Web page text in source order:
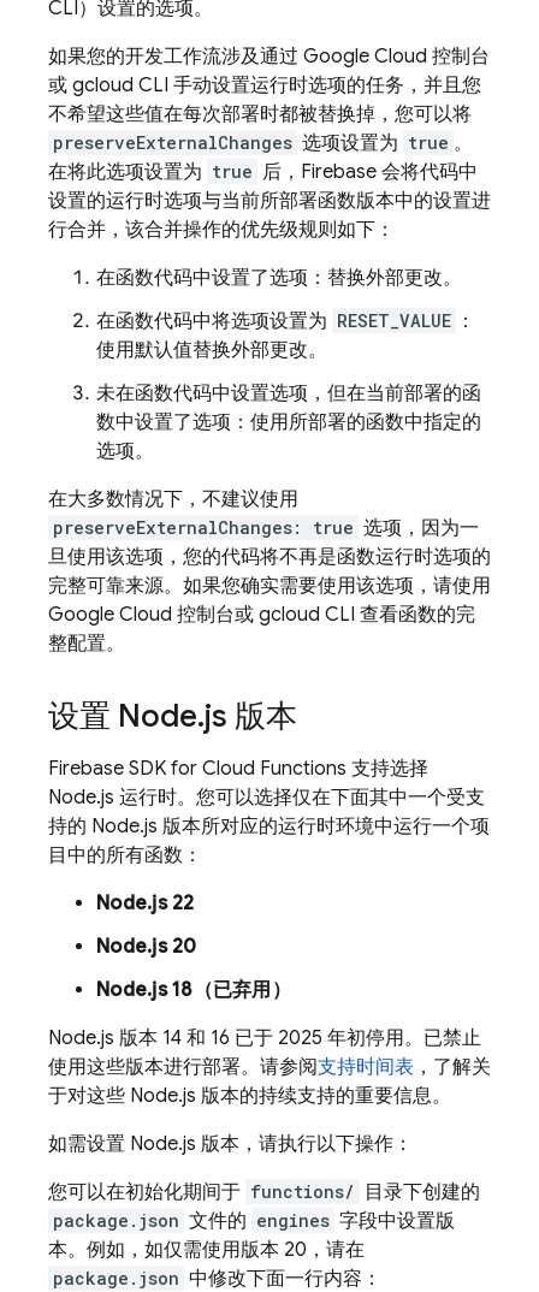
CLI）设置的选项。
如果您的开发工作流涉及通过 Google Cloud 控制台
或 gcloud CLI 手动设置运行时选项的任务，并且您
不希望这些值在每次部署时都被替换掉，您可以将
preserveExternalChanges 选项设置为 true 。
在将此选项设置为 true 后，Firebase 会将代码中
设置的运行时选项与当前所部署函数版本中的设置进
行合并，该合并操作的优先级规则如下：
在函数代码中设置了选项：替换外部更改。
在函数代码中将选项设置为 RESET_VALUE ：
使用默认值替换外部更改。
未在函数代码中设置选项，但在当前部署的函
数中设置了选项：使用所部署的函数中指定的
选项。
在大多数情况下，不建议使用
preserveExternalChanges: true 选项，因为一
旦使用该选项，您的代码将不再是函数运行时选项的
完整可靠来源。 如果您确实需要使用该选项，请使用
Google Cloud 控制台或 gcloud CLI 查看函数的完
整配置。
设置 Node.js 版本
Firebase SDK for Cloud Functions 支持选择
Node.js 运行时。您可以选择仅在下面其中一个受支
持的 Node.js 版本所对应的运行时环境中运行一个项
目中的所有函数：
Node.js 22
Node.js 20
Node.js 18（已弃用）
Node.js 版本 14 和 16 已于 2025 年初停用。已禁止
使用这些版本进行部署。请参阅支持时间表 ，了解关
于对这些 Node.js 版本的持续支持的重要信息。
如需设置 Node.js 版本，请执行以下操作：
您可以在初始化期间于 functions/ 目录下创建的
package.json 文件的 engines 字段中设置版
本。例如，如仅需使用版本 20，请在
package.json 中修改下面一行内容：